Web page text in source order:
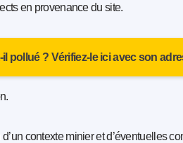
en provenance du site.
il pollué ? Vérifiez-le ici avec son
contexte minier et d’éventuelles